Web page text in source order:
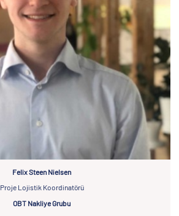
Felix Steen Nielsen
Proje Lojistik Koordinatörü
OBT Nakliye Grubu